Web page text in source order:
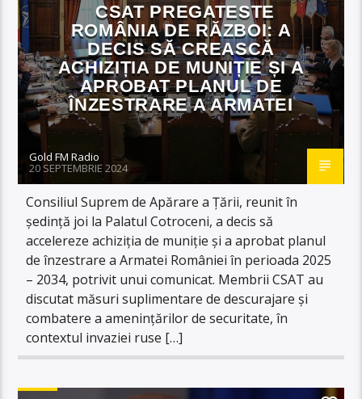
CSAT PREGATESTE
ROMÂNIA DE RĂZBOI: A
DECIS SĂ CREASCĂ
ACHIZIȚIA DE MUNIȚIE ȘI A
APROBAT PLANUL DE
ÎNZESTRARE A ARMATEI
Gold FM Radio
20 SEPTEMBRIE 2024
Consiliul Suprem de Apărare a Țării, reunit în
ședință joi la Palatul Cotroceni, a decis să
accelereze achiziția de muniție și a aprobat planul
de înzestrare a Armatei României în perioada 2025
– 2034, potrivit unui comunicat. Membrii CSAT au
discutat măsuri suplimentare de descurajare și
combatere a amenințărilor de securitate, în
contextul invaziei ruse […]